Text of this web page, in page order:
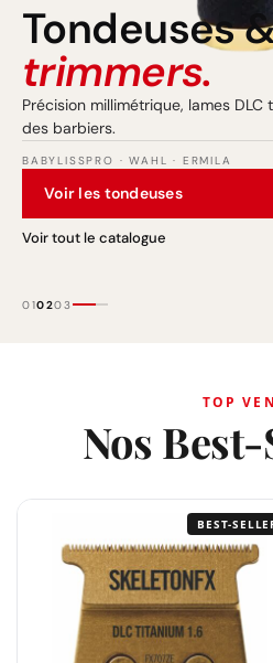
pro.
Voir les sèche-cheveux
Voir tout le catalogue
Tondeuses
trimmers.
Précision millimétrique, lames
des barbiers.
BABYLISSPRO · WAHL · ERMILA
Voir les tondeuses
Voir tout le catalogue
boucleurs.
Voir les stylers
Voir tout le catalogue
010203